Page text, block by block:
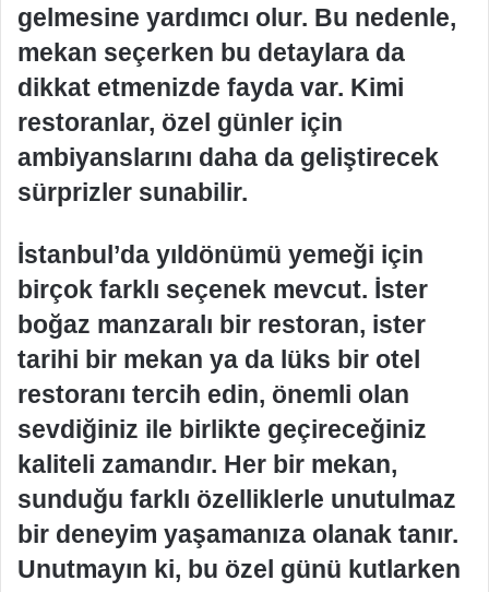
gelmesine yardımcı olur. Bu nedenle,
mekan seçerken bu detaylara da
dikkat etmenizde fayda var. Kimi
restoranlar, özel günler için
ambiyanslarını daha da geliştirecek
sürprizler sunabilir.
İstanbul’da yıldönümü yemeği için
birçok farklı seçenek mevcut. İster
boğaz manzaralı bir restoran, ister
tarihi bir mekan ya da lüks bir otel
restoranı tercih edin, önemli olan
sevdiğiniz ile birlikte geçireceğiniz
kaliteli zamandır. Her bir mekan,
sunduğu farklı özelliklerle unutulmaz
bir deneyim yaşamanıza olanak tanır.
Unutmayın ki, bu özel günü kutlarken